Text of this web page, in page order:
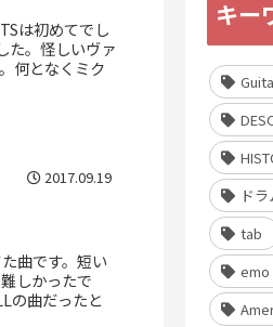
は初めてでし
た。怪しいヴァ
何となくミク
2017.09.19
曲です。短い
しかったで
の曲だったと
キー
ドラ
tab
emo